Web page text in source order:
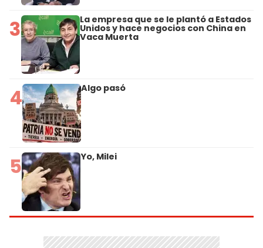
3 La empresa que se le plantó a Estados
Unidos y hace negocios con China en
Vaca Muerta
4 Algo pasó
5 Yo, Milei